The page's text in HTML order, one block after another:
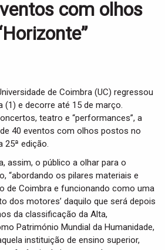
t
com olhos
de Coimbra (UC) regressou
(1) e decorre até 15 de março.
teatro e “performances”, a
40 eventos com olhos postos no
25ª edição.
assim, o público a olhar para o
“abordando os pilares materiais e
de Coimbra e funcionando como uma
dos motores’ daquilo que será depois
da classificação da Alta,
Património Mundial da Humanidade,
instituição de ensino superior,